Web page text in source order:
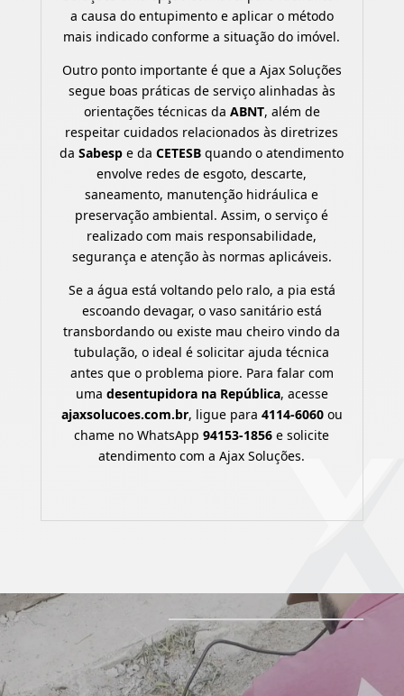
a causa do entupimento e aplicar o método
mais indicado conforme a situação do imóvel.
Outro ponto importante é que a Ajax Soluções
segue boas práticas de serviço alinhadas às
orientações técnicas da ABNT, além de
respeitar cuidados relacionados às diretrizes
daSabesp e daCETESB quando o atendimento
envolve redes de esgoto, descarte,
saneamento, manutenção hidráulica e
preservação ambiental. Assim, o serviço é
realizado com mais responsabilidade,
segurança e atenção às normas aplicáveis.
Se a água está voltando pelo ralo, a pia está
escoando devagar, o vaso sanitário está
transbordando ou existe mau cheiro vindo da
tubulação, o ideal é solicitar ajuda técnica
antes que o problema piore. Para falar com
uma desentupidora na República, acesse
ajaxsolucoes.com.br, ligue para 4114-6060ou
chame no WhatsApp94153-1856 e solicite
atendimento com a Ajax Soluções.